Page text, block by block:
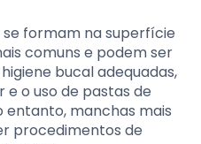
formam na superfície
comuns e podem ser
bucal adequadas,
o uso de pastas de
entanto, manchas mais
procedimentos de